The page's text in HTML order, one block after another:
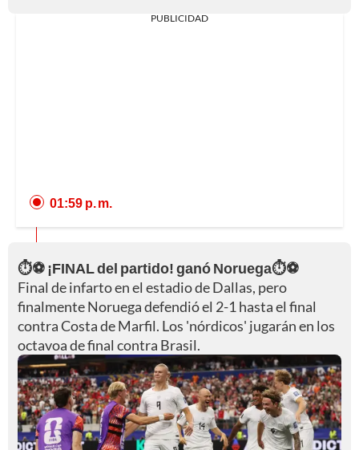
PUBLICIDAD
01:59 p. m.
⏱️⚽ ¡FINAL del partido! ganó Noruega⏱️⚽
Final de infarto en el estadio de Dallas, pero
finalmente Noruega defendió el 2-1 hasta el final
contra Costa de Marfil. Los 'nórdicos' jugarán en los
octavoa de final contra Brasil.